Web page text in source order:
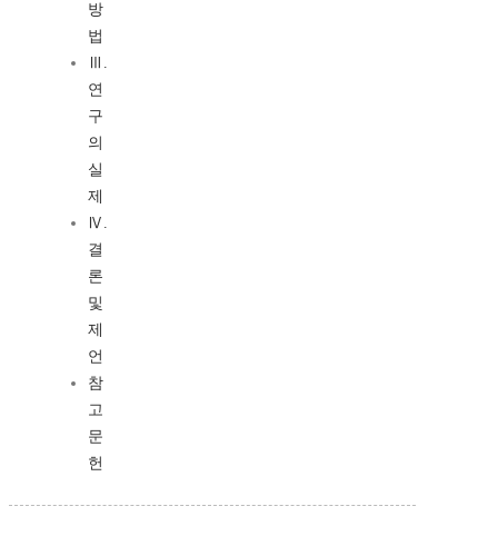
방
법
Ⅲ.
연
구
의
실
제
Ⅳ.
결
론
및
제
언
참
고
문
헌